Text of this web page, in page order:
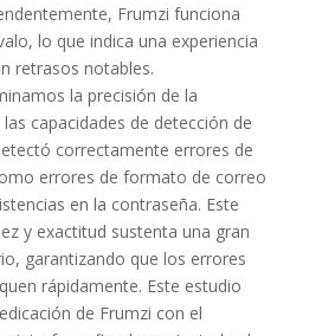
Frumzi funciona
lo que indica una experiencia
retrasos notables.
la precisión de la
capacidades de detección de
correctamente errores de
errores de formato de correo
en la contraseña. Este
y exactitud sustenta una gran
garantizando que los errores
rápidamente. Este estudio
de Frumzi con el